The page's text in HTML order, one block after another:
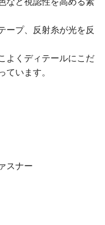
ープ、反射糸が光を反
よくディテールにこだ
ています。
スナー